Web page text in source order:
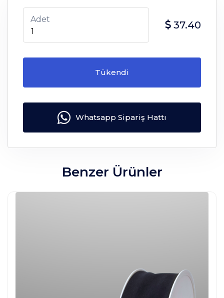
Adet 37.40
Tükendi
Whatsapp Sipariş Hattı
Benzer Ürünler